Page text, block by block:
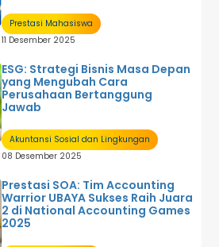
Prestasi Mahasiswa
11 Desember 2025
ESG: Strategi Bisnis Masa Depan
yang Mengubah Cara
Perusahaan Bertanggung
Jawab
Akuntansi Sosial dan Lingkungan
08 Desember 2025
Prestasi SOA: Tim Accounting
Warrior UBAYA Sukses Raih Juara
2 di National Accounting Games
2025